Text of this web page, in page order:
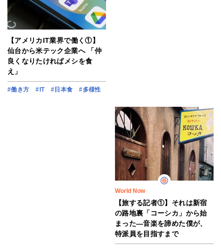
【アメリカIT業界で働く①】
仙台から米テック企業へ 「仲
良くなりたければメシを食
え」
#働き方 #IT #日本食 #多様性
World Now
【旅する記者①】それは新宿
の路地裏「コーシカ」から始
まった―音楽を諦めた僕が、
特派員を目指すまで